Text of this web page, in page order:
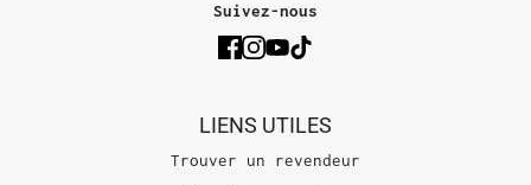
Suivez-nous
LIENS UTILES
Trouver un revendeur